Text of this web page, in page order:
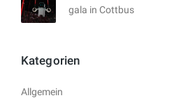
gala in Cottbus
Kategorien
Allgemein